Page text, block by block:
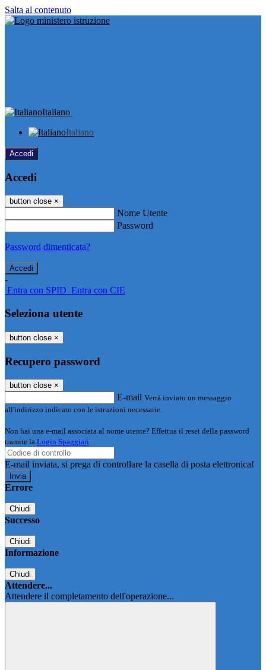
Salta al contenuto
Italiano
Italiano
Accedi
Accedi
button close ×
Nome Utente
Password
Password dimenticata?
-
Entra con SPID Entra con CIE
Seleziona utente
button close ×
Recupero password
button close ×
E-mail Verrà inviato un messaggio
all'indirizzo indicato con le istruzioni necessarie.
Non hai una e-mail associata al nome utente? Effettua il reset della password
tramite la Login Spaggiari
E-mail inviata, si prega di controllare la casella di posta elettronica!
Errore
Chiudi
Successo
Chiudi
Informazione
Chiudi
Attendere...
Attendere il completamento dell'operazione...